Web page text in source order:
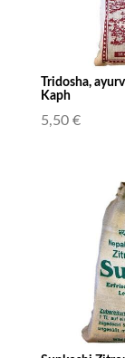
Tridosha,
Kaph
5,50 €